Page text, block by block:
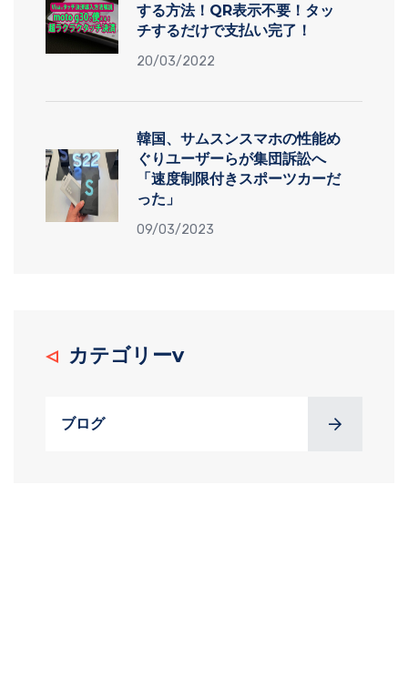
する方法！QR表示不要！タッ
チするだけで支払い完了！
20/03/2022
韓国、サムスンスマホの性能め
ぐりユーザーらが集団訴訟へ
「速度制限付きスポーツカーだ
った」
09/03/2023
カテゴリーv
ブログ